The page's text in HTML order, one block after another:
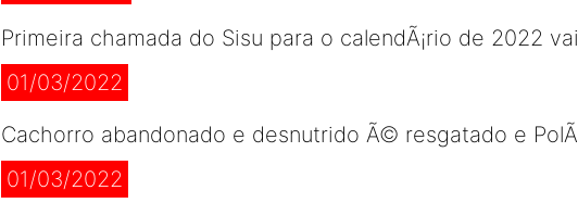
Primeira chamada do Sisu para o calendÃ¡rio de 2022
01/03/2022
Cachorro abandonado e desnutrido Ã© resgatado e
01/03/2022